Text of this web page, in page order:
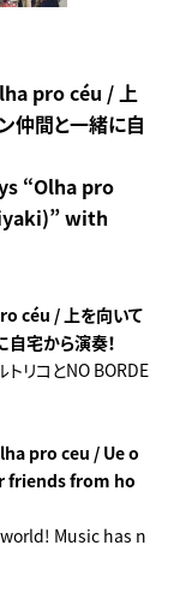
pro céu / 上
仲間と一緒に自
“Olha pro
with
céu / 上を向いて
自宅から演奏！
トリコとNO BORDE
pro ceu / Ue o
friends from ho
Music has n